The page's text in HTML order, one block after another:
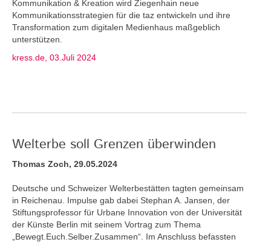
Kommunikation & Kreation wird Ziegenhain neue
Kommunikationsstrategien für die taz entwickeln und ihre
Transformation zum digitalen Medienhaus maßgeblich
unterstützen.
kress.de, 03.Juli 2024
Welterbe soll Grenzen überwinden
Thomas Zoch, 29.05.2024
Deutsche und Schweizer Welterbestätten tagten gemeinsam
in Reichenau. Impulse gab dabei Stephan A. Jansen, der
Stiftungsprofessor für Urbane Innovation von der Universität
der Künste Berlin mit seinem Vortrag zum Thema
„Bewegt.Euch.Selber.Zusammen“. Im Anschluss befassten